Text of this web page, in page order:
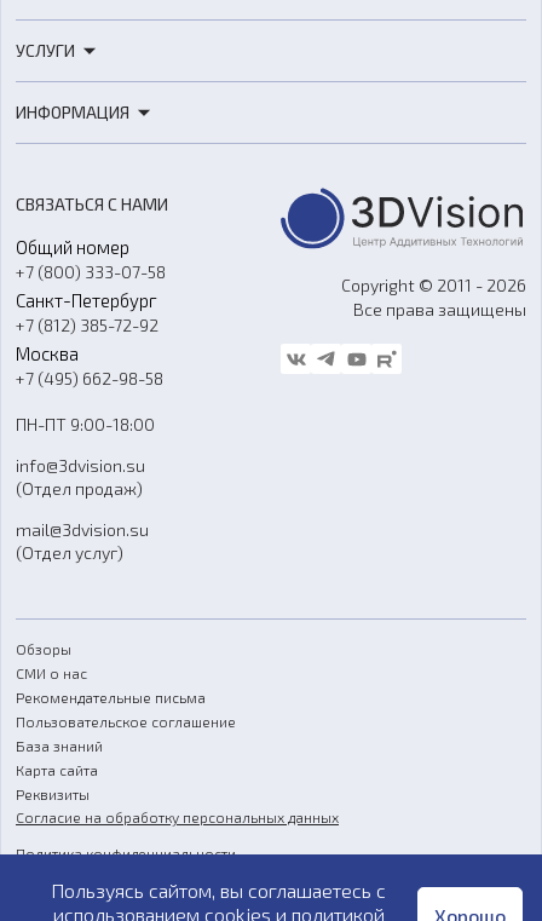
3D-сканеры
Расходные материалы
Оборудование и материалы для вакуумного литья
Аксессуары и прочее оборудование
Программное обеспечение
УСЛУГИ
3D-моделирование
Ремонт и услуги
ИНФОРМАЦИЯ
О компании
Контакты
Гос. закупки
Стать дилером
Блог
FAQ
СВЯЗАТЬСЯ С НАМИ
Общий номер
+7 (800) 333-07-58
Санкт-Петербург
+7 (812) 385-72-92
Москва
+7 (495) 662-98-58
ПН-ПТ 9:00-18:00
info@3dvision.su
(Отдел продаж)
mail@3dvision.su
(Отдел услуг)
Copyright © 2011 - 2026
Все права защищены
Обзоры
СМИ о нас
Рекомендательные письма
Пользовательское соглашение
База знаний
Карта сайта
Реквизиты
Согласие на обработку персональных данных
Политика конфиденциальности
Публичная оферта
Пользуясь сайтом, вы соглашаетесь с
использованием cookies и политикой Хорошо